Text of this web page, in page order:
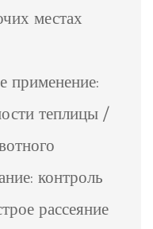
местах
применение:
теплицы /
контроль
рассеяние